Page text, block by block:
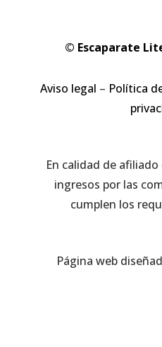
© Escaparate
Aviso legal – Política
En calidad de
ingresos por las
cumplen los
Página web